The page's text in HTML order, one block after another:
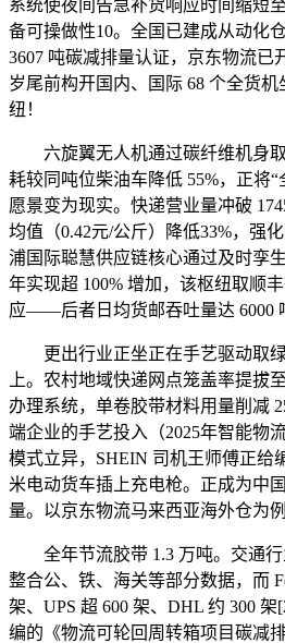
系统使夜间告急补货响应时间缩短
备可操做性10。全国已建成从动化
3607 吨碳减排量认证，京东物流已
岁尾前构开国内、国际 68 个全货
纽！
六旋翼无人机通过碳纤维机身取
耗较同吨位柴油车降低 55%，正将“
愿景变为现实。快递营业量冲破
均值（0.42元/公斤）降低33%，强
浦国际聪慧供应链核心通过及时孪
年实现超 100% 增加，该枢纽取顺
应——后者日均货邮吞吐量达 6000
更出行业正坐正在手艺驱动取绿
上。农村地域快递网点笼盖率提拔
办理系统，单卷胶带材料用量削减
端企业的手艺投入（2025年智能物
模式立异，SHEIN 司机王师傅正给
米电动货车插上充电枪。正成为中
量。以京东物流马来西亚海外仓为例
全年节流胶带 1.3 万吨。交通行
整合公、铁、海关等部分数据，而
架、UPS 超 600 架、DHL 约 300
编的《物流可轮回周转箱项目碳减